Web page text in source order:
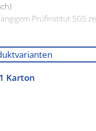
Prüfinstitut SGS
Karton